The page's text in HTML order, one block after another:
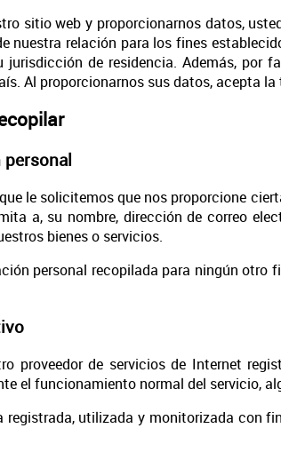
sitio web y proporcionarnos datos,
nuestra relación para los fines
de residencia. Además, por
Al proporcionarnos sus datos, acepta
le solicitemos que nos proporcione
a, su nombre, dirección de correo
bienes o servicios.
personal recopilada para ningún
proveedor de servicios de Internet
el funcionamiento normal del servicio,
registrada, utilizada y monitorizada